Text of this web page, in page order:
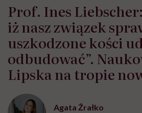
Prof. Ines
iż nasz związek
uszkodzone kości
odbudować”.
Lipska na tropie
Agata Źrałko